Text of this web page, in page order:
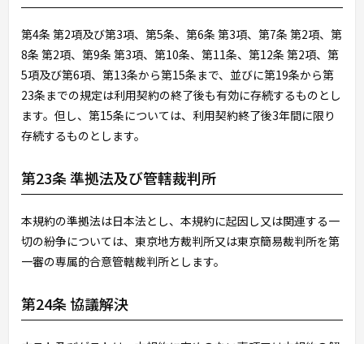
第4条 第2項及び第3項、第5条、第6条 第3項、第7条 第2項、第
8条 第2項、第9条 第3項、第10条、第11条、第12条 第2項、第
5項及び第6項、第13条から第15条まで、並びに第19条から第
23条までの規定は利用契約の終了後も有効に存続するものとし
ます。但し、第15条については、利用契約終了後3年間に限り
存続するものとします。
第23条 準拠法及び管轄裁判所
本規約の準拠法は日本法とし、本規約に起因し又は関連する一
切の紛争については、東京地方裁判所又は東京簡易裁判所を第
一審の専属的合意管轄裁判所とします。
第24条 協議解決